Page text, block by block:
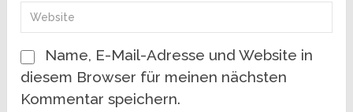
Name, E-Mail-Adresse und Website in
diesem Browser für meinen nächsten
Kommentar speichern.